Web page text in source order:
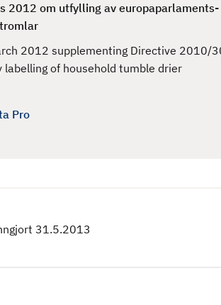
2012 om utfylling av
2012 supplementing Directive 2010/
labelling of household tumble drier
Pro
31.5.2013